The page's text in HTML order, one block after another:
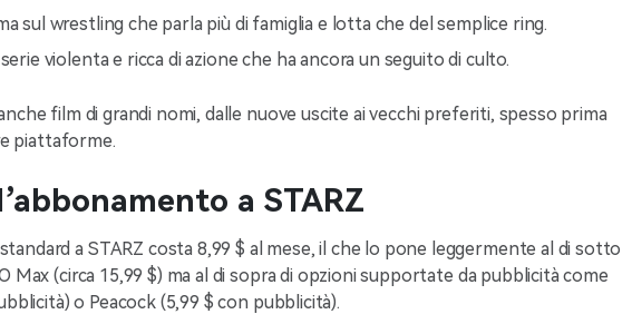
sul wrestling che parla più di famiglia e lotta che del semplice ring.
violenta e ricca di azione che ha ancora un seguito di culto.
film di grandi nomi, dalle nuove uscite ai vecchi preferiti, spesso prima
piattaforme.
a STARZ
a STARZ costa 8,99 $ al mese, il che lo pone leggermente al di sotto
Max (circa 15,99 $) ma al di sopra di opzioni supportate da pubblicità come
o Peacock (5,99 $ con pubblicità).